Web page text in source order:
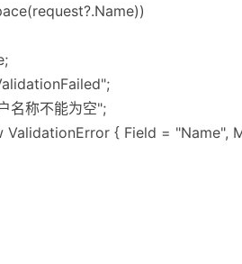
名称不能为空";
ValidationError { Field = "Name",